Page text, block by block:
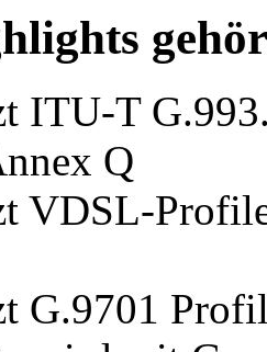
ITU-T
Q
VDSL-
G.9701